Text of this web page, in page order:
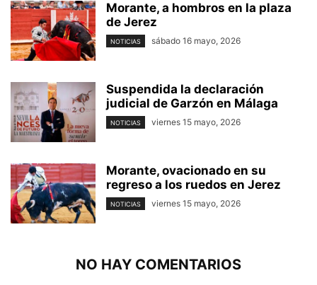
Morante, a hombros en la plaza
de Jerez
NOTICIAS sábado 16 mayo, 2026
Suspendida la declaración
judicial de Garzón en Málaga
NOTICIAS viernes 15 mayo, 2026
Morante, ovacionado en su
regreso a los ruedos en Jerez
NOTICIAS viernes 15 mayo, 2026
NO HAY COMENTARIOS